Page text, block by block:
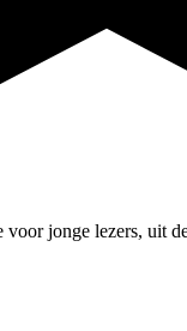
voor jonge lezers, uit